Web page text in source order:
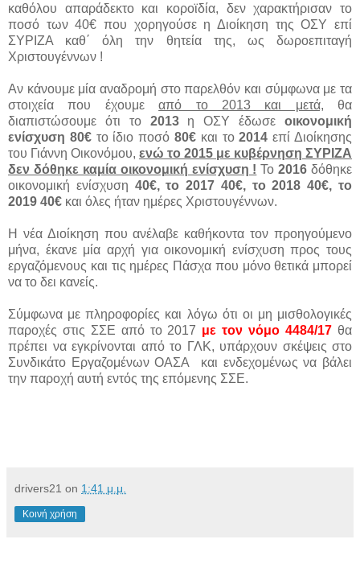
καθόλου απαράδεκτο και κοροϊδία, δεν χαρακτήρισαν το
ποσό των 40€ που χορηγούσε η Διοίκηση της ΟΣΥ επί
ΣΥΡΙΖΑ καθ΄ όλη την θητεία της, ως δωροεπιταγή
Χριστουγέννων !
Αν κάνουμε μία αναδρομή στο παρελθόν και σύμφωνα με τα
στοιχεία που έχουμεαπό το 2013 και μετά, θα
διαπιστώσουμε ότι το 2013 η ΟΣΥ έδωσεοικονομική
ενίσχυση 80€ το ίδιο ποσό 80€ και το2014 επί Διοίκησης
του Γιάννη Οικονόμου, ενώ το 2015 με κυβέρνηση ΣΥΡΙΖΑ
δεν δόθηκε καμία οικονομική ενίσχυση ! Το2016 δόθηκε
οικονομική ενίσχυση 40€, το 2017 40€, το 2018 40€, το
2019 40€ και όλες ήταν ημέρες Χριστουγέννων.
Η νέα Διοίκηση που ανέλαβε καθήκοντα τον προηγούμενο
μήνα, έκανε μία αρχή για οικονομική ενίσχυση προς τους
εργαζόμενους και τις ημέρες Πάσχα που μόνο θετικά μπορεί
να το δει κανείς.
Σύμφωνα με πληροφορίες και λόγω ότι οι μη μισθολογικές
παροχές στις ΣΣΕ από το 2017 με τον νόμο 4484/17 θα
πρέπει να εγκρίνονται από το ΓΛΚ, υπάρχουν σκέψεις στο
Συνδικάτο Εργαζομένων ΟΑΣΑ και ενδεχομένως να βάλει
την παροχή αυτή εντός της επόμενης ΣΣΕ.
drivers21 on 1:41 μ.μ.
Κοινή χρήση